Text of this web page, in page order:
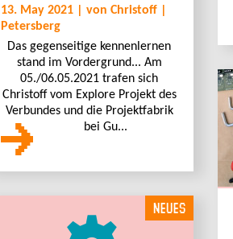
13. May 2021 | von Christoff |
Petersberg
Das gegenseitige kennenlernen
stand im Vordergrund... Am
05./06.05.2021 trafen sich
Christoff vom Explore Projekt des
Verbundes und die Projektfabrik
bei Gu...
NEUES